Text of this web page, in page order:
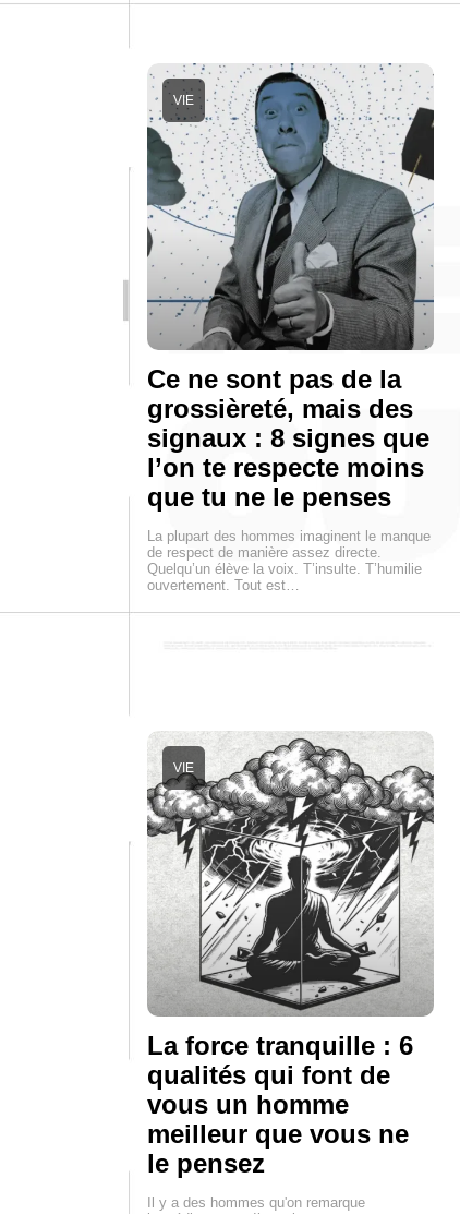
Ce ne sont pas de la
grossièreté, mais des
signaux : 8 signes que
l’on te respecte moins
que tu ne le penses
VIE
La plupart des hommes imaginent le manque
de respect de manière assez directe.
Quelqu’un élève la voix. T’insulte. T’humilie
ouvertement. Tout est…
La force tranquille : 6
qualités qui font de
vous un homme
meilleur que vous ne
le pensez
VIE
Il y a des hommes qu'on remarque